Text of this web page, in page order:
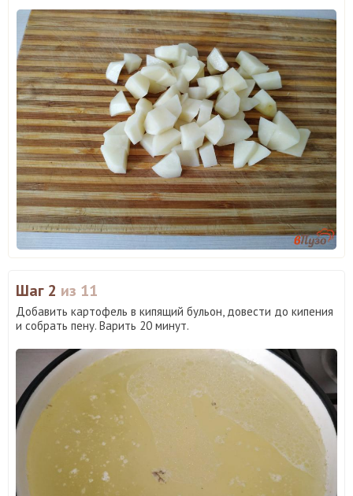
Шаг 2 из 11
Добавить картофель в кипящий бульон, довести до кипения
и собрать пену. Варить 20 минут.